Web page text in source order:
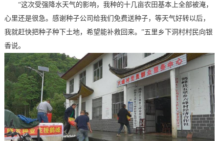
“这次受强降水天气的影响，我种的十几亩农田基本上全部被淹，
心里还是很急。感谢种子公司给我们免费送种子，等天气好转以后，
我就赶快把种子种下土地，希望能补救回来。”五里乡下洞村村民向银
香说。